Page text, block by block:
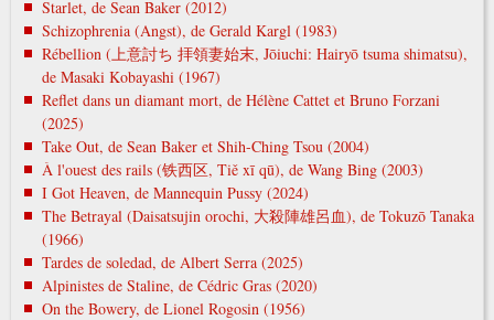
Starlet, de Sean Baker (2012)
Schizophrenia (Angst), de Gerald Kargl (1983)
Rébellion (上意討ち 拝領妻始末, Jōiuchi: Hairyō tsuma shimatsu),
de Masaki Kobayashi (1967)
Reflet dans un diamant mort, de Hélène Cattet et Bruno Forzani
(2025)
Take Out, de Sean Baker et Shih-Ching Tsou (2004)
À l'ouest des rails (铁西区, Tiě xī qū), de Wang Bing (2003)
I Got Heaven, de Mannequin Pussy (2024)
The Betrayal (Daisatsujin orochi, 大殺陣雄呂血), de Tokuzō Tanaka
(1966)
Tardes de soledad, de Albert Serra (2025)
Alpinistes de Staline, de Cédric Gras (2020)
On the Bowery, de Lionel Rogosin (1956)